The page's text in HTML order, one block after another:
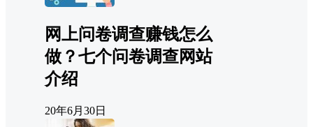
网上问卷调查赚钱怎么
做？七个问卷调查网站
介绍
20年6月30日